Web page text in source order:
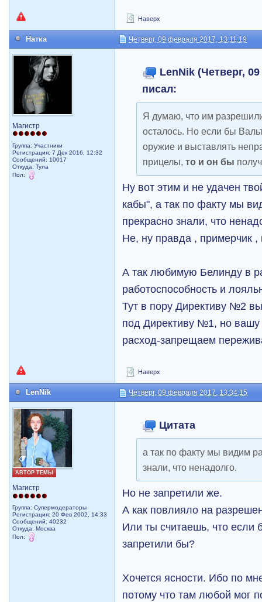
Наверх
Натка Четверг, 09 февраля 2017, 13:11:19
Магистр
Группа: Участники
Регистрация: 7 Дек 2016, 12:32
Сообщений: 10017
Откуда: Тула
Пол:
LenNik (Четверг,
писал:
Я думаю, что им
осталось. Но если бы
оружие и выставлять
прицелы,то и он бы
Ну вот этим и не удачен
кабы", а так по факту мы
прекрасно знали, что
Не, ну правда , примерчик ,
А так любимую Белинду в
работоспособность и
Тут в пору Директиву №2
под Директиву №1, но
расход-запрещаем
Наверх
LenNik Четверг, 09 февраля 2017, 13:34:15
АВТОР ТЕМЫ
Магистр
Группа: Супермодераторы
Регистрация: 20 Фев 2002, 14:33
Сообщений: 40232
Откуда: Москва
Пол:
Цитата
а так по факту мы видим
знали, что ненадолго.
Но не запретили же.
А как повлияло на
Или ты считаешь, что если
запретили бы?
Хочется ясности. Ибо по
потому что там любой мог